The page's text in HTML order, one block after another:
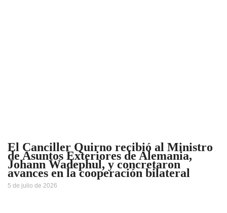
El Canciller Quirno recibió al Ministro
de Asuntos Exteriores de Alemania,
Johann Wadephul, y concretaron
avances en la cooperación bilateral
5 de julio de 2026